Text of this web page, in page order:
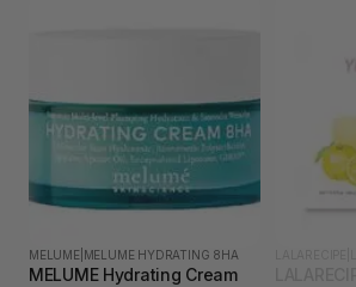
MELUME MELUME HYDRATING 8HA
MELUME Hydrating Cream